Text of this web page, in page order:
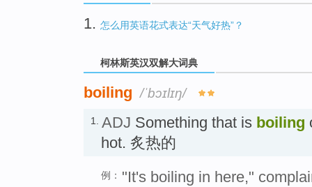
1. 怎么用英语花式表达“天气好热”？
柯林斯英汉双解大词典
boiling /ˈbɔɪlɪŋ/
1. ADJ Something that is boiling
hot. 炙热的
例： "It's boiling in here,"